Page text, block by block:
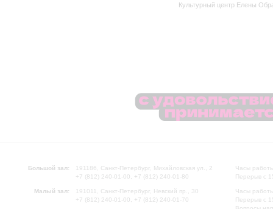
Культурный центр Елены
Большой зал:
191186, Санкт-Петербург, Михайловская ул., 2
+7 (812) 240-01-00, +7 (812) 240-01-80
Малый зал:
191011, Санкт-Петербург, Невский пр., 30
+7 (812) 240-01-00, +7 (812) 240-01-70
Часы
Перерыв с
Часы
Перерыв с